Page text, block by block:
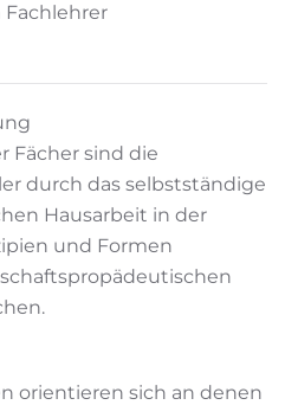
Fächer sind die
durch das selbstständige
Hausarbeit in der
und Formen
orientieren sich an denen